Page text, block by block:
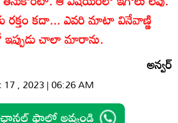
రక్తం కదా... ఎవరి మాటా వినేవాణ్ణి
చాలా మారాను.
అన్వర్‌
, 2023 | 06:26 AM